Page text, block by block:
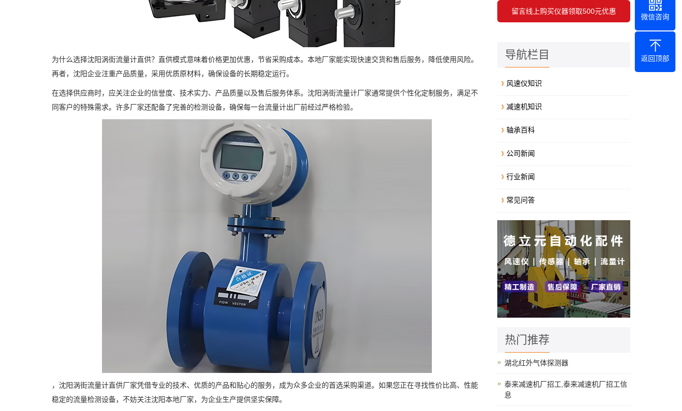
为什么选择沈阳涡街流量计直供？直供模式意味着价格更加优惠，节省采购成本。本地厂家能实现快速交货和售后服务，降低使用风险。
再者，沈阳企业注重产品质量，采用优质原材料，确保设备的长期稳定运行。
在选择供应商时，应关注企业的信誉度、技术实力、产品质量以及售后服务体系。沈阳涡街流量计厂家通常提供个性化定制服务，满足不
同客户的特殊需求。许多厂家还配备了完善的检测设备，确保每一台流量计出厂前经过严格检验。
，沈阳涡街流量计直供厂家凭借专业的技术、优质的产品和贴心的服务，成为众多企业的首选采购渠道。如果您正在寻找性价比高、性能
稳定的流量检测设备，不妨关注沈阳本地厂家，为企业生产提供坚实保障。
导航栏目
风速仪知识
减速机知识
轴承百科
公司新闻
行业新闻
常见问答
热门推荐
湖北红外气体探测器
泰来减速机厂招工,泰来减速机厂招工信
息
微信咨询
返回顶部